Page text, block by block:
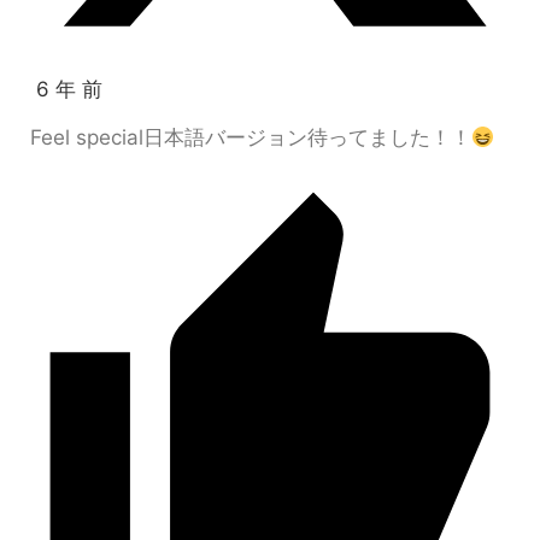
6 年 前
Feel special日本語バージョン待ってました！！